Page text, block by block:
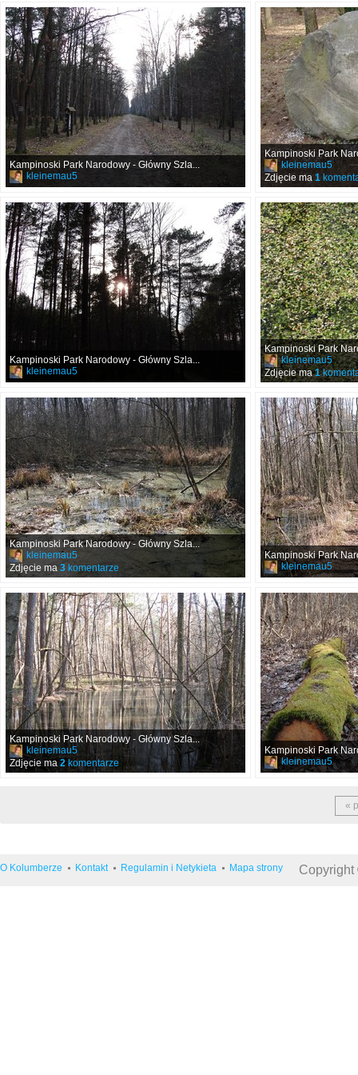
Kampinoski Park Narodowy - Główny Szla...
kleinemau5
Kampinoski Park
kleinemau5
Zdjęcie ma 1
Kampinoski Park Narodowy - Główny Szla...
kleinemau5
Kampinoski Park
kleinemau5
Zdjęcie ma1
Kampinoski Park Narodowy - Główny Szla...
kleinemau5
Zdjęcie ma 3 komentarze
Kampinoski Park
kleinemau5
Kampinoski Park Narodowy - Główny Szla...
kleinemau5
Zdjęcie ma2 komentarze
Kampinoski Park
kleinemau5
«
O Kolumberze Kontakt Regulamin i Netykieta Mapa strony